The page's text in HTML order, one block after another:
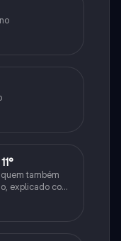
também
explicado com
mesmo a
mais